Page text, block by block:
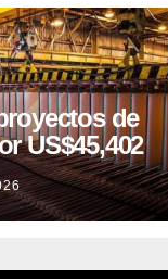
de
US$45,402
que Perú